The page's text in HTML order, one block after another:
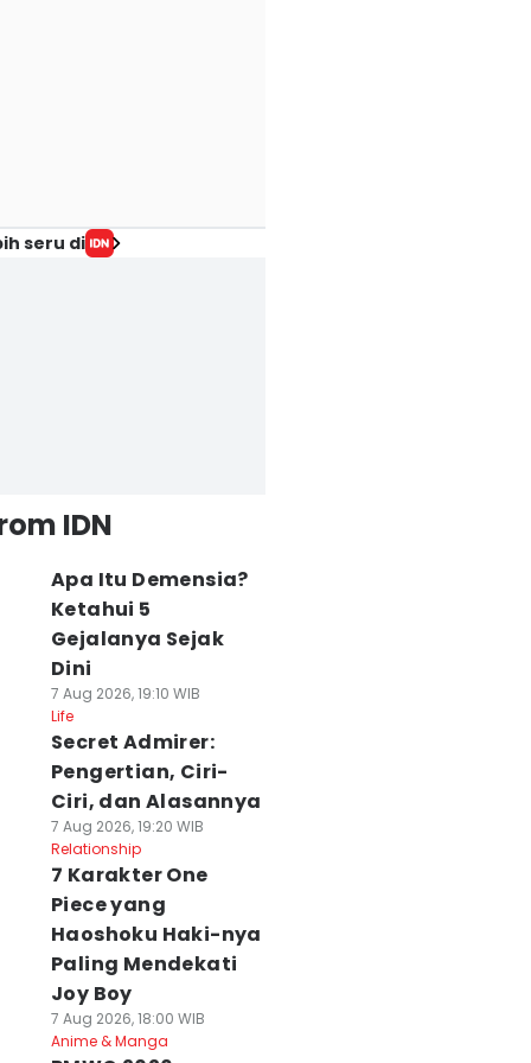
seru di
IDN
Apa Itu Demensia?
Ketahui 5
Gejalanya Sejak
Dini
7 Aug 2026, 19:10 WIB
Life
Secret Admirer:
Pengertian, Ciri-
Ciri, dan Alasannya
7 Aug 2026, 19:20 WIB
Relationship
7 Karakter One
Piece yang
Haoshoku Haki-nya
Paling Mendekati
Joy Boy
7 Aug 2026, 18:00 WIB
Anime & Manga